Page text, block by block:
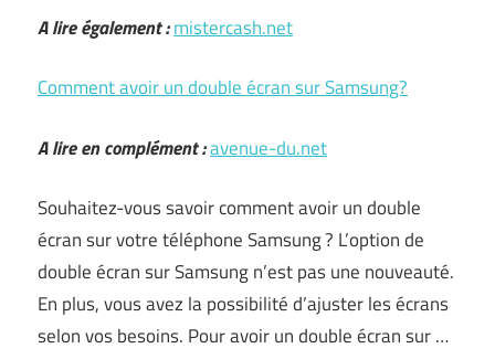
A lire également :mistercash.net
Comment avoir un double écran sur Samsung?
A lire en complément :avenue-du.net
Souhaitez-vous savoir comment avoir un double
écran sur votre téléphone Samsung ? L’option de
double écran sur Samsung n’est pas une nouveauté.
En plus, vous avez la possibilité d’ajuster les écrans
selon vos besoins. Pour avoir un double écran sur …